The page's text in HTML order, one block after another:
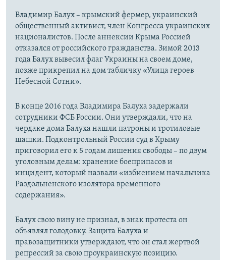
Владимир Балух – крымский фермер, украинский
общественный активист, член Конгресса украинских
националистов. После аннексии Крыма Россией
отказался от российского гражданства. Зимой 2013
года Балух вывесил флаг Украины на своем доме,
позже прикрепил на дом табличку «Улица героев
Небесной Сотни».
В конце 2016 года Владимира Балуха задержали
сотрудники ФСБ России. Они утверждали, что на
чердаке дома Балуха нашли патроны и тротиловые
шашки. Подконтрольный России суд в Крыму
приговорил его к 5 годам лишения свободы – по двум
уголовным делам: хранение боеприпасов и
инцидент, который назвали «избиением начальника
Раздольненского изолятора временного
содержания».
Балух свою вину не признал, в знак протеста он
объявлял голодовку. Защита Балуха и
правозащитники утверждают, что он стал жертвой
репрессий за свою проукраинскую позицию.